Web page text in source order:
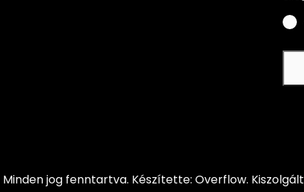
Minden jog fenntartva. Készítette: Overflow.